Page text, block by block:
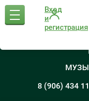
Вход
и
регистрация
8 (906) 434